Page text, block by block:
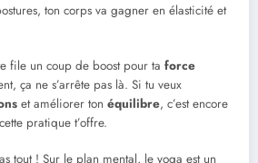
ton corps va gagner en élasticité et
file un coup de boost pour ta force
ça ne s’arrête pas là. Si tu veux
et améliorer ton équilibre, c’est encore
pratique t’offre.
tout ! Sur le plan mental, le yoga est un